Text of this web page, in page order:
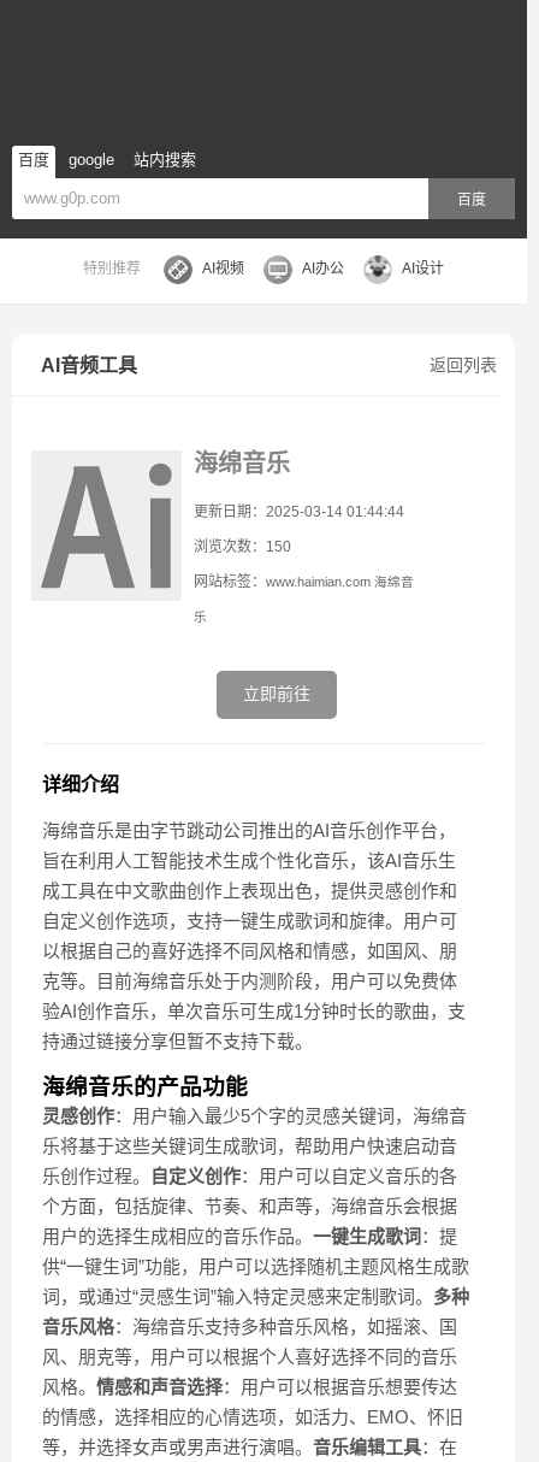
百度 google 站内搜索
百度
特别推荐 AI视频 AI办公 AI设计
返回列表
AI音频工具
海绵音乐
更新日期：2025-03-14 01:44:44
浏览次数：150
网站标签：www.haimian.com 海绵音
乐
立即前往
详细介绍
海绵音乐是由字节跳动公司推出的AI音乐创作平台，
旨在利用人工智能技术生成个性化音乐，该AI音乐生
成工具在中文歌曲创作上表现出色，提供灵感创作和
自定义创作选项，支持一键生成歌词和旋律。用户可
以根据自己的喜好选择不同风格和情感，如国风、朋
克等。目前海绵音乐处于内测阶段，用户可以免费体
验AI创作音乐，单次音乐可生成1分钟时长的歌曲，支
持通过链接分享但暂不支持下载。
海绵音乐的产品功能
灵感创作：用户输入最少5个字的灵感关键词，海绵音
乐将基于这些关键词生成歌词，帮助用户快速启动音
乐创作过程。
自定义创作：用户可以自定义音乐的各
个方面，包括旋律、节奏、和声等，海绵音乐会根据
用户的选择生成相应的音乐作品。 一键生成歌词 ：提
供“一键生词”功能，用户可以选择随机主题风格生成歌
词，或通过“灵感生词”输入特定灵感来定制歌词。 多种
音乐风格：海绵音乐支持多种音乐风格，如摇滚、国
风、朋克等，用户可以根据个人喜好选择不同的音乐
风格。 情感和声音选择：用户可以根据音乐想要传达
的情感，选择相应的心情选项，如活力、EMO、怀旧
等，并选择女声或男声进行演唱。 音乐编辑工具：在